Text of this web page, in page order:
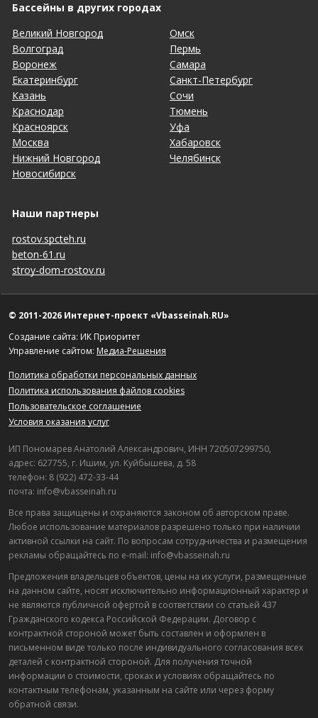
Бассейны в других городах
Великий Новгород
Волгоград
Воронеж
Екатеринбург
Казань
Краснодар
Красноярск
Москва
Нижний Новгород
Новосибирск
Омск
Пермь
Самара
Санкт-Петербург
Сочи
Тюмень
Уфа
Хабаровск
Челябинск
Наши партнеры
rostov.spcteh.ru
beton-61.ru
stroy-dom-rostov.ru
© 2011-2026 Интернет-проект «Vbasseinah.RU»
Создание сайта: ИК Приоритет
Управление сайтом: Медиа-Решения
Политика обработки персональных данных
Политика использования файлов cookies
Пользовательское соглашение
Условия оказания услуг
ИП Пономарев Анатолий Александрович, ИНН 720507299750,
адрес: 627755, г. Ишим, ул. Куйбышева, д. 58
телефон: 8 (922) 472-33-44
почта: info@vbasseinah.ru
Все права защищены и охраняются законом об авторском праве.
Любое использование материалов разрешено только при наличии
активной ссылки на сайт. По вопросам сотрудничества и размещения
рекламы обращайтесь по e-mail: info@vbasseinah.ru
Предложения владельцев объектов, цены на их услуги, размещенные
на данном сайте, носят исключительно информационный характер и
не являются публичной офертой в соответствии со статьей 437
Гражданского кодекса Российской Федерации. Договор с
контрактной стороной может быть составлен и оформлен в
письменном виде только после индивидуального согласования всех
деталей с контрактной стороной. Для получения точной
информации о стоимости, сроках и условиях обращайтесь по
контактным телефонам, указанным на сайте или через форму
обратной связи.